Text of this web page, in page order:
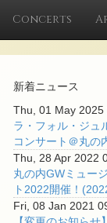
Concerts
新着ニュース
Thu, 01 May
ラ・フォル・ジュ
コンサート＠丸の
Thu, 28 Apr 2022
丸の内GWミュー
ト2022開催！
Fri, 08 Jan 2021